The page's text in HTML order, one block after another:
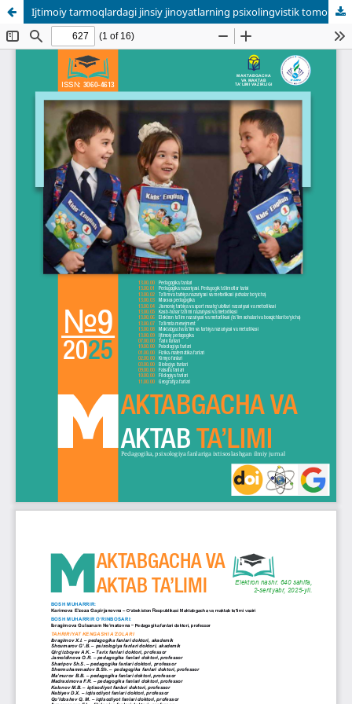
Ijtimoiy tarmoqlardagi jinsiy jinoyatlarning psixolingvistik tomonlari